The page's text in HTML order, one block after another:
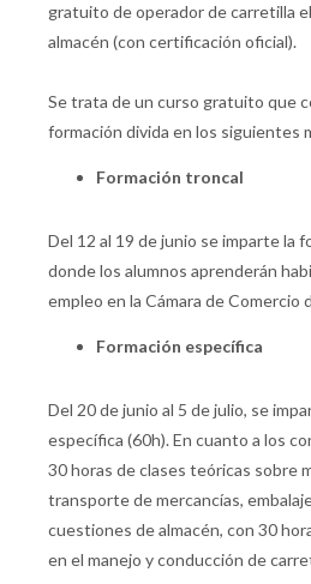
gratuito de operador de carretilla
almacén (con certificación oficial).
Se trata de un curso gratuito que
formación divida en los siguientes
Formación troncal
Del 12 al 19 de junio se imparte la
donde los alumnos aprenderán
empleo en la Cámara de Comercio
Formación específica
Del 20 de junio al 5 de julio, se
específica (60h). En cuanto a los
30 horas de clases teóricas sobre
transporte de mercancías,
cuestiones de almacén, con 30
en el manejo y conducción de